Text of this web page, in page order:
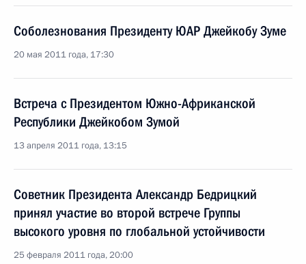
Соболезнования Президенту ЮАР Джейкобу Зуме
20 мая 2011 года, 17:30
Встреча с Президентом Южно-Африканской
Республики Джейкобом Зумой
13 апреля 2011 года, 13:15
Советник Президента Александр Бедрицкий
принял участие во второй встрече Группы
высокого уровня по глобальной устойчивости
25 февраля 2011 года, 20:00